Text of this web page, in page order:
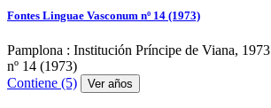
Fontes Linguae Vasconum nº 14 (1973)
Pamplona : Institución Príncipe de Viana, 1973
nº 14 (1973)
Contiene (5)
Ver años